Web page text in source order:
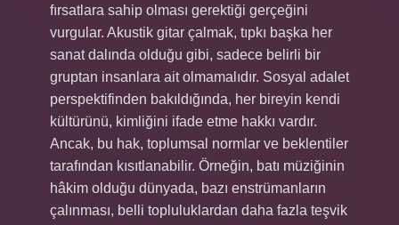
fırsatlara sahip olması gerektiği gerçeğini
vurgular. Akustik gitar çalmak, tıpkı başka her
sanat dalında olduğu gibi, sadece belirli bir
gruptan insanlara ait olmamalıdır. Sosyal adalet
perspektifinden bakıldığında, her bireyin kendi
kültürünü, kimliğini ifade etme hakkı vardır.
Ancak, bu hak, toplumsal normlar ve beklentiler
tarafından kısıtlanabilir. Örneğin, batı müziğinin
hâkim olduğu dünyada, bazı enstrümanların
çalınması, belli topluluklardan daha fazla teşvik